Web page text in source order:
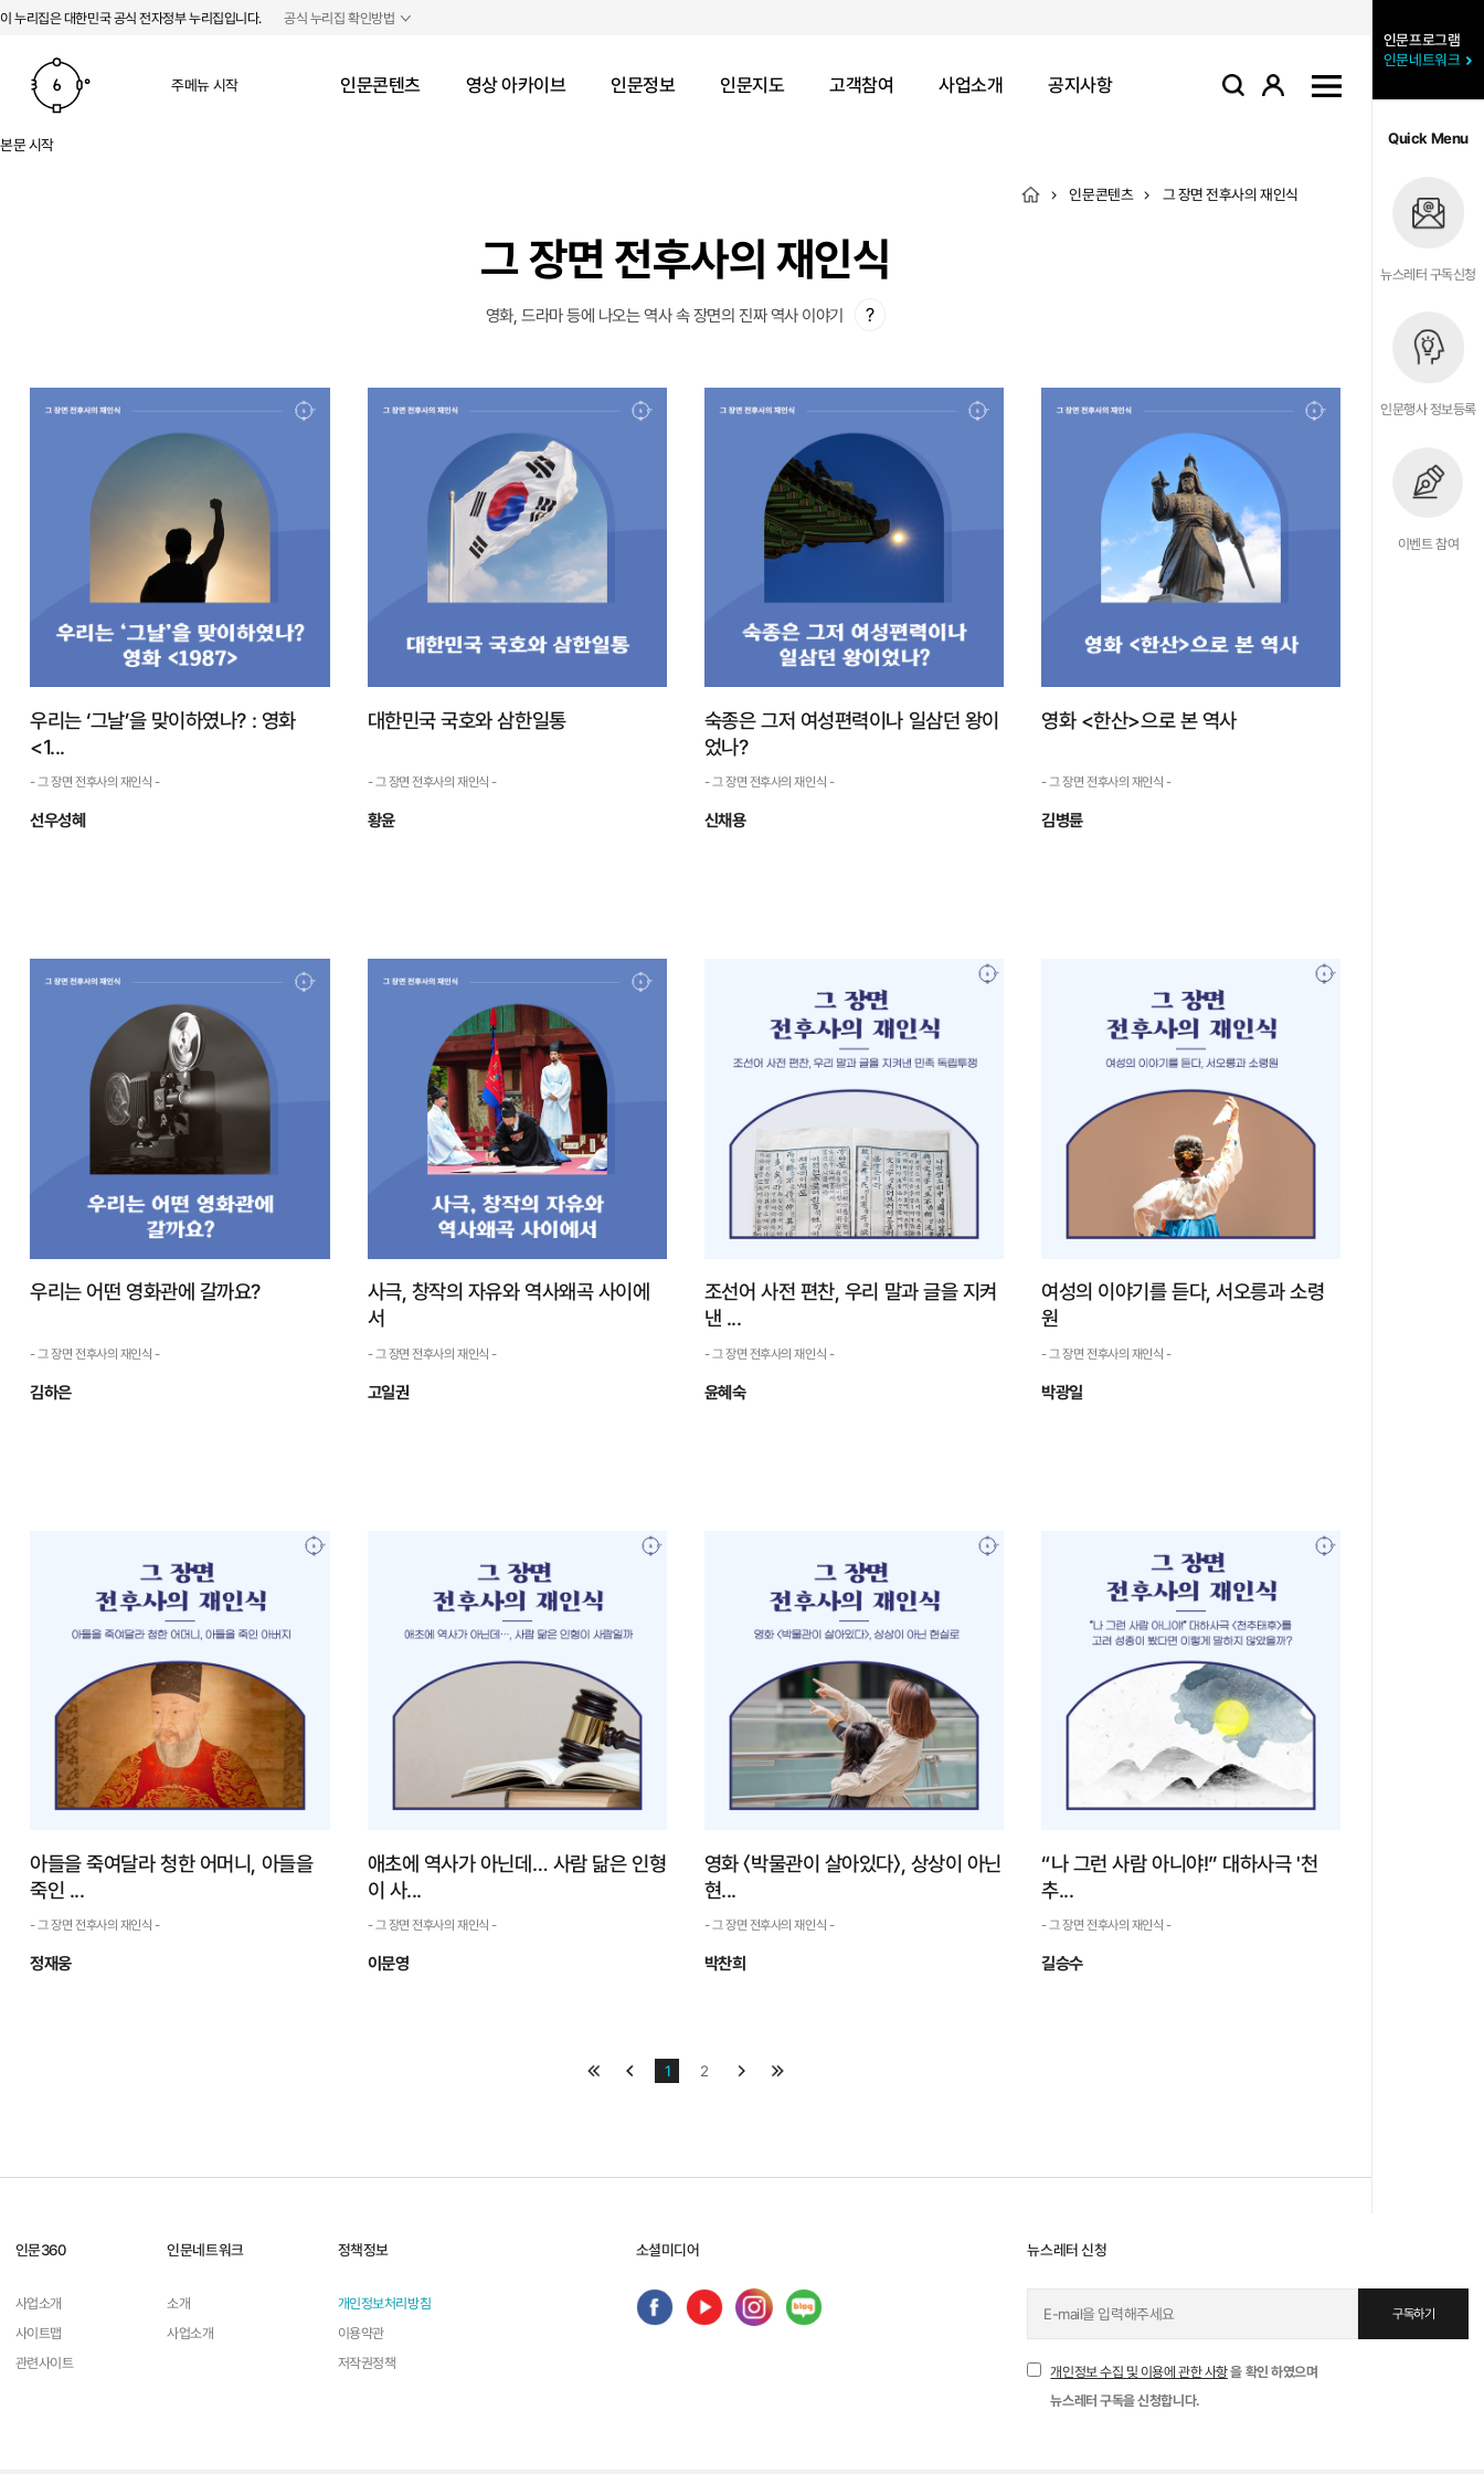
본문 바로가기
주메뉴 바로가기
이 누리집은 대한민국 공식 전자정부 누리집입니다. 공식 누리집 확인방법
주메뉴 시작 인문콘텐츠 영상 아카이브 인문정보 인문지도 고객참여 사업소개 공지사항 검색 로그인 사이트맵
인문프로그램
인문네트워크
Quick Menu
뉴스레터 구독신청
인문행사 정보등록
이벤트 참여
본문 시작
인문콘텐츠 그 장면 전후사의 재인식
그 장면 전후사의 재인식
영화, 드라마 등에 나오는 역사 속 장면의 진짜 역사 이야기 ?
우리는 ‘그날’을 맞이하였나? : 영화
<1...
- 그 장면 전후사의 재인식 -
선우성혜
: 영화 <1...
영화 <1987>을 보고 관련한 여러 자료를
살펴보면서 나 역시 멀게만 느껴졌던 역사적 순
간의 끝자락을 밟고 성장했음을 깨닫는다. 과거
와 현재를 잇고 미래로 이어지는 역사를 느끼는
순간이랄까. 한 칼럼에서는 영화 <1987>이 지
나치게 선악 구...
대한민국 국호와 삼한일통
- 그 장면 전후사의 재인식 -
황윤
그런데 당시 김부식이 사용한 삼국이라는 표
현도 사실 삼한을 대신한 것이라는 사실. 9세기
통일신라를 대표하는 문장가 최치원은 당나라
태사시중께 올리는 글에서 “삼한이 곧 삼국이며
마한은 고구려, 변한은 백제, 진한은 신라”라 말
한 적이 있었...
숙종은 그저 여성편력이나 일삼던 왕이
었나?
- 그 장면 전후사의 재인식 -
신채용
- 그 장면 전후사의 재인식 -
숙종은 1661년(현종 2) 현종과 명성왕후의 유
일한 아들로 태어났고, 1667년(현종 8) 7살의
서인 가문의 김만기의 딸 광산김씨(光山金氏:
후일 인경왕후)가 세자빈으로 간택되었다. 세자
빈 간택은 당연 국...
자세히 보기
영화 <한산>으로 본 역사
- 그 장면 전후사의 재인식 -
김병륜
- 그 장면 전후사의 재인식 -
이순신이 군인으로서 뛰어난 인물이라는 점
은 분명하다. 영웅이라는 칭호가 진정 어울리는
에 속한다는 주장은 한국에서 만들어진 말이지
만, 과거에 비하여 이순신 장군이 치룬 해전에 대
한 관심이 외...
자세히 보기
우리는 어떤 영화관에 갈까요?
- 그 장면 전후사의 재인식 -
김하은
- 그 장면 전후사의 재인식 -
영화를 즐겨 보는 사람들을 ‘애활가’라고 불
렀으며, 이들은 남녀가 구분된 자리에 앉았다. 애
를 물고서라도 극장으로 모였다. 영화배우가 되
고 싶었으나 꿈을 이루지 못한 젊은이가 한강에
뛰어내리려...
자세히 보기
사극, 창작의 자유와 역사왜곡 사이에
서
- 그 장면 전후사의 재인식 -
고일권
- 그 장면 전후사의 재인식 -
학술적인 영역에서도 역사에 완벽한 객관성
을 부여하는 것이 불가능할진데 역사의 편린을
텐츠인 사극에게 '무결한 객관성'과 ‘국민계몽’을
요구하는 건 애초에 무리일 수도 있다. 즉, 역사
기록도 ...
자세히 보기
조선어 사전 편찬, 우리 말과 글을 지켜
낸 ...
- 그 장면 전후사의 재인식 -
윤혜숙
- 그 장면 전후사의 재인식 -
표준어 사정 작업은 같은 뜻의 말이 지역마다
다르기 때문에 서로 뜻이 통하지 않아 겪는 곤란
는 일이다. 당연히 수십 개의 같은 뜻을 가진 말
중에 표준어가 될 하나를 정하는 것은 결코 쉬운
일이 ...
자세히 보기
여성의 이야기를 듣다, 서오릉과 소령
원
- 그 장면 전후사의 재인식 -
박광일
- 그 장면 전후사의 재인식 -
서오릉과 소령원을 살펴보면 왕실을 바라보
는 시선에 약간의 변화가 일어난다. 왕을 중심으
로 살펴볼 때 여러 사람 중 하나였던 왕비, 후궁,
그리고 왕의 생모가 살아낸 치열한 삶이 눈에 들
어오는 것이다. 왕실의 치열한 왕위 다툼 속에 자
신의 아...
자세히 보기
아들을 죽여달라 청한 어머니, 아들을
죽인 ...
- 그 장면 전후사의 재인식 -
정재웅
즉위와 통치 과정을 생각하면, 영조가 세자에
유학자가 되어야 한다. 평생 공부를 즐긴 영조 본
자세히 보기
애초에 역사가 아닌데… 사람 닮은 인형
이 사...
- 그 장면 전후사의 재인식 -
이문영
애초에 역사가 아닌데… 사람
부정론자들이 주장하는 것은 애초에 ‘역사
영화 〈박물관이 살아있다〉, 상상이 아닌
현...
- 그 장면 전후사의 재인식 -
박찬희
영화 〈박물관이 살아있다〉, 상
전시는 오래된 미래다. 요즘은 박물관에 가지
“나 그런 사람 아니야!” 대하사극 '천
추...
- 그 장면 전후사의 재인식 -
길승수
'천추태후' 제작진들은 사료를 상당히 수집해
도 역사적으로 별 관계 없는 천추태후를 주인공
맨처음 이전1 2 다음
인문360
사업소개
사이트맵
관련사이트
인문네트워크
소개
사업소개
정책정보
개인정보처리방침
이용약관
저작권정책
소셜미디어 뉴스레터 신청
구독하기
개인정보 수집 및 이용에 관한 사항을 확인 하였으며
뉴스레터 구독을 신청합니다.